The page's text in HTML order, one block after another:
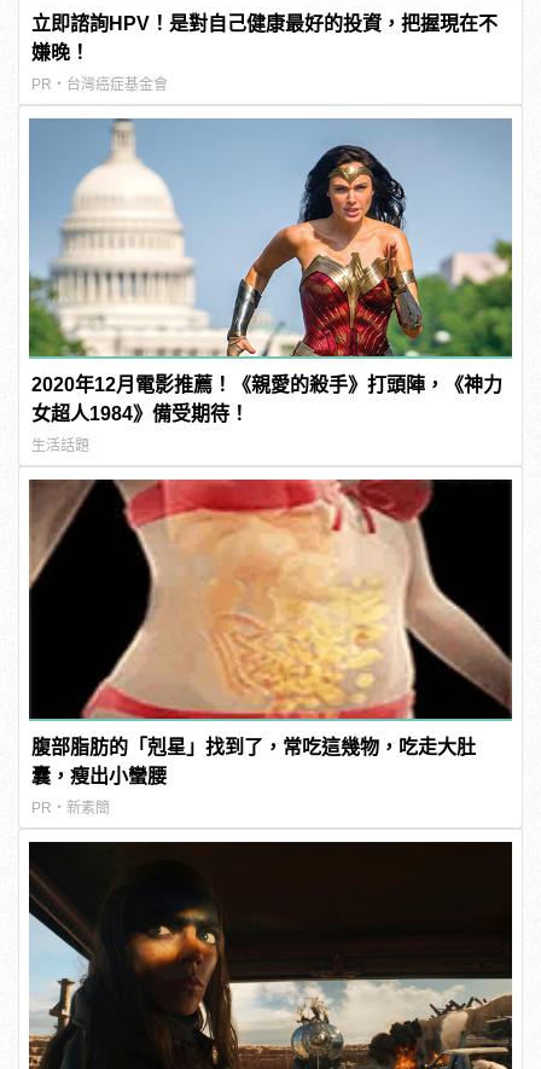
立即諮詢HPV！是對自己健康最好的投資，把握現在不
嫌晚！
PR・台灣癌症基金會
2020年12月電影推薦！《親愛的殺手》打頭陣，《神力
女超人1984》備受期待！
生活話題
腹部脂肪的「剋星」找到了，常吃這幾物，吃走大肚
囊，瘦出小蠻腰
PR・新素簡